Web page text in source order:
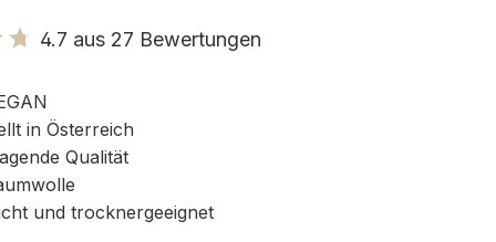
4.7 aus 27 Bewertungen
in Österreich
Qualität
und trocknergeeignet